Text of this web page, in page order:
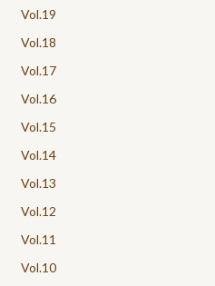
Vol.19
Vol.18
Vol.17
Vol.16
Vol.15
Vol.14
Vol.13
Vol.12
Vol.11
Vol.10